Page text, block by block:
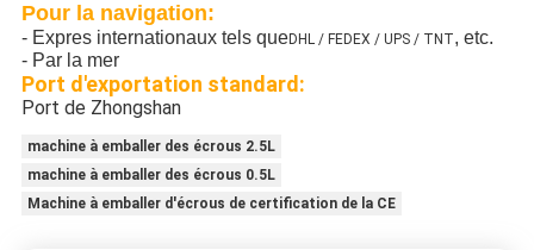
Pour la navigation:
- Expres internationaux tels queDHL / FEDEX / UPS / TNT, etc.
- Par la mer
Port d'exportation standard:
Port de Zhongshan
machine à emballer des écrous 2.5L
machine à emballer des écrous 0.5L
Machine à emballer d'écrous de certification de la CE